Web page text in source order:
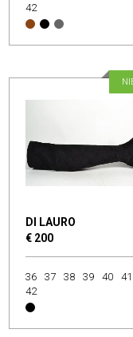
42
DI LAURO
€ 200
36 37 38 39 40
41
42